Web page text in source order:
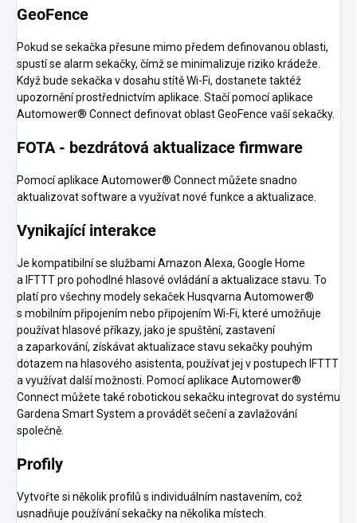
GeoFence
Pokud se sekačka přesune mimo předem definovanou oblasti,
spustí se alarm sekačky, čímž se minimalizuje riziko krádeže.
Když bude sekačka v dosahu stítě Wi-Fi, dostanete taktéž
upozornění prostřednictvím aplikace. Stačí pomocí aplikace
Automower® Connect definovat oblast GeoFence vaší sekačky.
FOTA - bezdrátová aktualizace firmware
Pomocí aplikace Automower® Connect můžete snadno
aktualizovat software a využívat nové funkce a aktualizace.
Vynikající interakce
Je kompatibilní se službami Amazon Alexa, Google Home
a IFTTT pro pohodlné hlasové ovládání a aktualizace stavu. To
platí pro všechny modely sekaček Husqvarna Automower®
s mobilním připojením nebo připojením Wi-Fi, které umožňuje
používat hlasové příkazy, jako je spuštění, zastavení
a zaparkování, získávat aktualizace stavu sekačky pouhým
dotazem na hlasového asistenta, používat jej v postupech IFTTT
a využívat další možnosti. Pomocí aplikace Automower®
Connect můžete také robotickou sekačku integrovat do systému
Gardena Smart System a provádět sečení a zavlažování
společně.
Profily
Vytvořte si několik profilů s individuálním nastavením, což
usnadňuje používání sekačky na několika místech.